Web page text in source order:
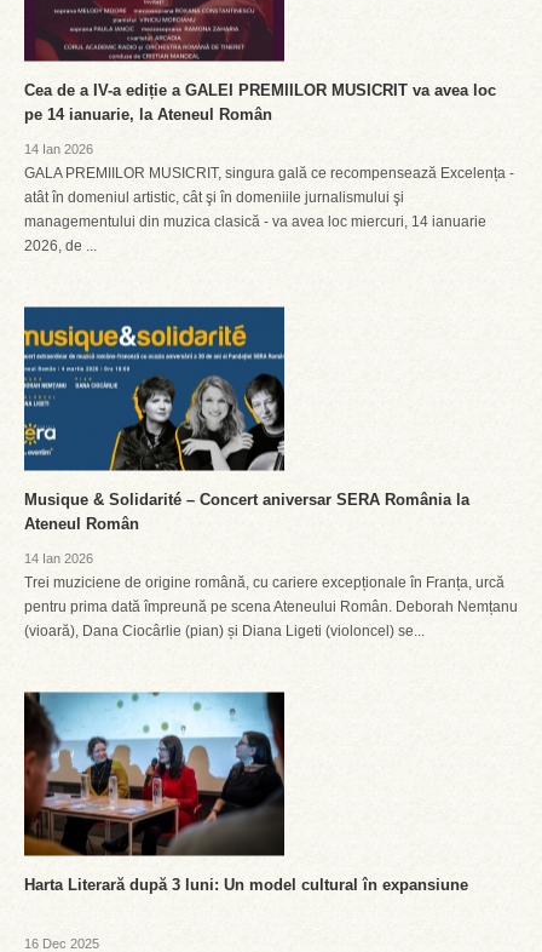
Cea de a IV-a ediție a GALEI PREMIILOR MUSICRIT va avea loc
pe 14 ianuarie, la Ateneul Român
14 Ian 2026
GALA PREMIILOR MUSICRIT, singura gală ce recompensează Excelența -
atât în domeniul artistic, cât şi în domeniile jurnalismului şi
managementului din muzica clasică - va avea loc miercuri, 14 ianuarie
2026, de ...
Musique & Solidarité – Concert aniversar SERA România la
Ateneul Român
14 Ian 2026
Trei muziciene de origine română, cu cariere excepționale în Franța, urcă
pentru prima dată împreună pe scena Ateneului Român. Deborah Nemțanu
(vioară), Dana Ciocârlie (pian) și Diana Ligeti (violoncel) se...
Harta Literară după 3 luni: Un model cultural în expansiune
16 Dec 2025